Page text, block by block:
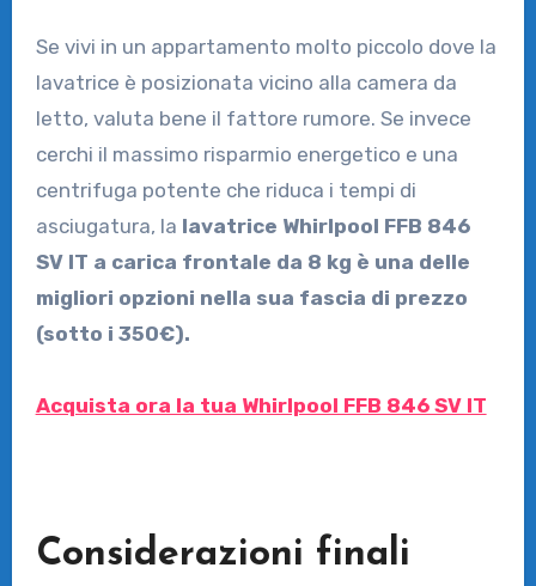
Se vivi in un appartamento molto piccolo dove la
lavatrice è posizionata vicino alla camera da
letto, valuta bene il fattore rumore. Se invece
cerchi il massimo risparmio energetico e una
centrifuga potente che riduca i tempi di
asciugatura, la lavatrice Whirlpool FFB 846
SV IT a carica frontale da 8 kg è una delle
migliori opzioni nella sua fascia di prezzo
(sotto i 350€).
Acquista ora la tua Whirlpool FFB 846 SV IT
Considerazioni finali